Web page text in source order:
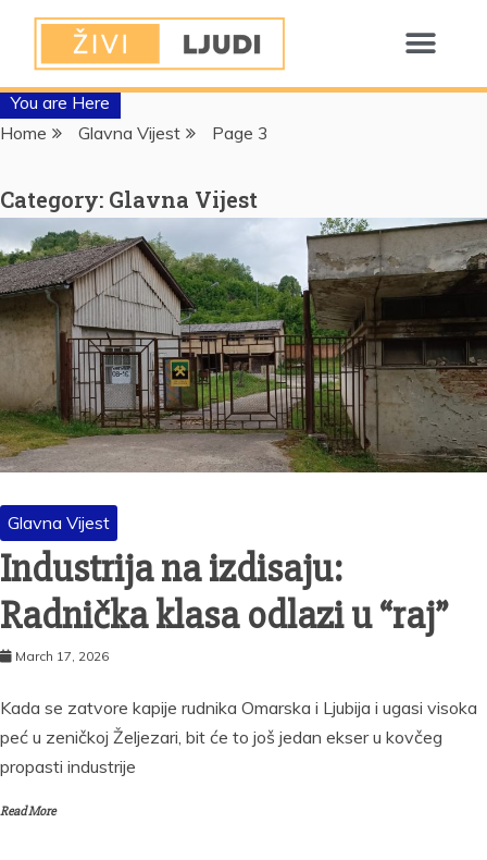
You are Here
Home
Glavna Vijest Page 3
Category: Glavna Vijest
Glavna Vijest
Industrija na izdisaju:
Radnička klasa odlazi u “raj”
March 17, 2026
Kada se zatvore kapije rudnika Omarska i Ljubija i ugasi visoka
peć u zeničkoj Željezari, bit će to još jedan ekser u kovčeg
propasti industrije
Read More